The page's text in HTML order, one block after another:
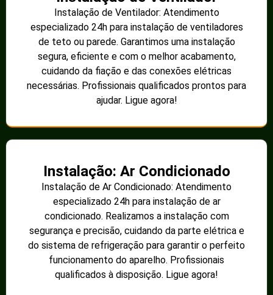
Instalação de Ventilador: Atendimento
especializado 24h para instalação de ventiladores
de teto ou parede. Garantimos uma instalação
segura, eficiente e com o melhor acabamento,
cuidando da fiação e das conexões elétricas
necessárias. Profissionais qualificados prontos para
ajudar. Ligue agora!
Instalação: Ar Condicionado
Instalação de Ar Condicionado: Atendimento
especializado 24h para instalação de ar
condicionado. Realizamos a instalação com
segurança e precisão, cuidando da parte elétrica e
do sistema de refrigeração para garantir o perfeito
funcionamento do aparelho. Profissionais
qualificados à disposição. Ligue agora!